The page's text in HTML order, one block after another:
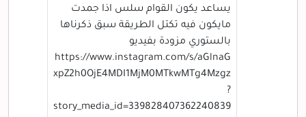
يساعد يكون القوام سلس اذا جمدت
مايكون فيه تكتل الطريقة سبق ذكرناها
بالستوري مزودة بفيديو
https://www.instagram.com/s/aGlnaG
xpZ2h0OjE4MDI1MjM0MTkwMTg4Mzgz
?
story_media_id=339828407362240839